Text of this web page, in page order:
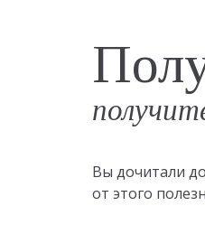
Вы дочитали
от этого